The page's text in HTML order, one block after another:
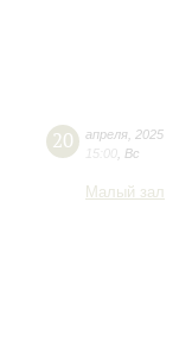
20 апреля 2025
15:00 Вс
Малый зал